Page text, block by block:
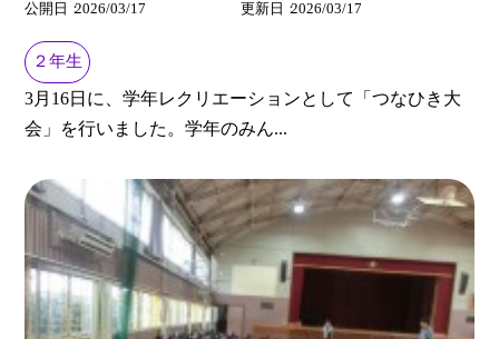
公開日 2026/03/17 更新日 2026/03/17
２年生
3月16日に、学年レクリエーションとして「つなひき大
会」を行いました。学年のみん...